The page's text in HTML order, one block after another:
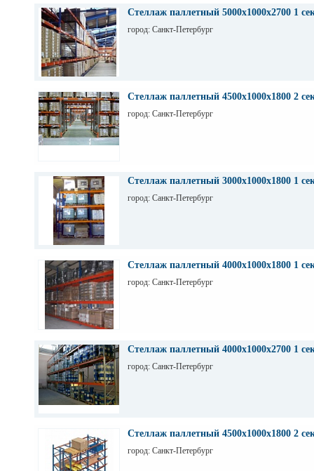
Стеллаж паллетный 5000х1000х2700 1
город: Санкт-Петербург
Стеллаж паллетный 4500х1000х1800 2
город: Санкт-Петербург
Стеллаж паллетный 3000х1000х1800 1
город: Санкт-Петербург
Стеллаж паллетный 4000х1000х1800 1
город: Санкт-Петербург
Стеллаж паллетный 4000х1000х2700 1
город: Санкт-Петербург
Стеллаж паллетный 4500х1000х1800 2
город: Санкт-Петербург